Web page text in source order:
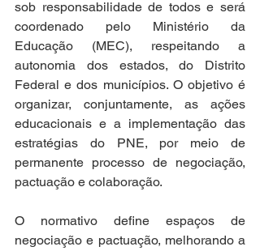
sob responsabilidade de todos e será
coordenado pelo Ministério da
Educação (MEC), respeitando a
autonomia dos estados, do Distrito
Federal e dos municípios. O objetivo é
organizar, conjuntamente, as ações
educacionais e a implementação das
estratégias do PNE, por meio de
permanente processo de negociação,
pactuação e colaboração.
O normativo define espaços de
negociação e pactuação, melhorando a